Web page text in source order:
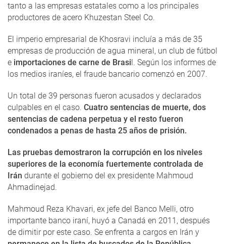
tanto a las empresas estatales como a los principales
productores de acero Khuzestan Steel Co.
El imperio empresarial de Khosravi incluía a más de 35
empresas de producción de agua mineral, un club de fútbol
e importaciones de carne de Brasil. Según los informes de
los medios iraníes, el fraude bancario comenzó en 2007.
Un total de 39 personas fueron acusados y declarados
culpables en el caso. Cuatro sentencias de muerte, dos
sentencias de cadena perpetua y el resto fueron
condenados a penas de hasta 25 años de prisión.
Las pruebas demostraron la corrupción en los niveles
superiores de la economía fuertemente controlada de
Irán durante el gobierno del ex presidente Mahmoud
Ahmadinejad.
Mahmoud Reza Khavari, ex jefe del Banco Melli, otro
importante banco iraní, huyó a Canadá en 2011, después
de dimitir por este caso. Se enfrenta a cargos en Irán y